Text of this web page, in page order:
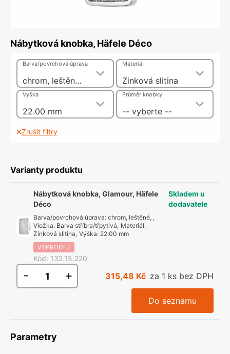
Nábytková knobka, Häfele Déco
chrom, leštěné, , Vložka: Barva stříbra/třpytivá
Barva/povrchová úprava
Zinková slitina
Materiál
22.00 mm
Výška
-- vyberte --
Průměr knobky
Zrušit filtry
Varianty produktu
Nábytková knobka, Glamour, Häfele
Déco
Barva/povrchová úprava:chrom, leštěné, ,
Vložka: Barva stříbra/třpytivá, Materiál:
Zinková slitina, Výška: 22.00 mm
VÝPRODEJ
Kód: 132.15.220
Skladem u
dodavatele
- + 315,48 Kč za 1 ks bez DPH
Do seznamu
Parametry